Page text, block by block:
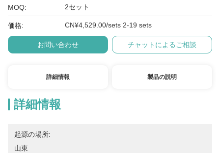
MOQ: 2セット
価格: CN¥4,529.00/sets 2-19 sets
お問い合わせ チャットによるご相談
詳細情報 製品の説明
詳細情報
起源の場所:
山東